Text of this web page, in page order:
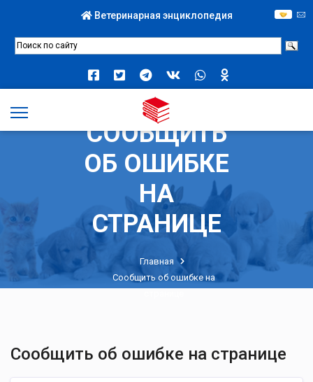
Ветеринарная энциклопедия
СООБЩИТЬ
ОБ ОШИБКЕ
НА
СТРАНИЦЕ
Главная
Сообщить об ошибке на
Сообщить об ошибке на странице